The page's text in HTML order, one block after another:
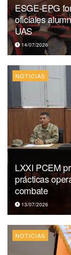
ESGE-EPG
oficiales
UAS
14/07/2026
NOTICIAS
LXXI PCEM
prácticas
combate
13/07/2026
NOTICIAS